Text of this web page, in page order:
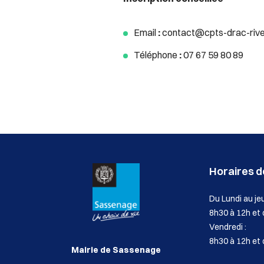
Email :contact@cpts-drac-
Téléphone :07 67 59 80 89
Mairie de Sassenage
Horaires
Du Lundi au
8h30 à 12h et
Vendredi :
8h30 à 12h et